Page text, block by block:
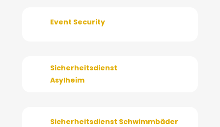
Event Security
Sicherheitsdienst
Asylheim
Sicherheitsdienst Schwimmbäder